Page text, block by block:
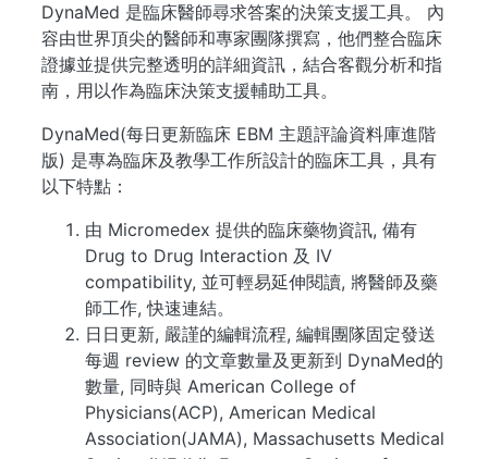
DynaMed 是臨床醫師尋求答案的決策支援工具。 內
容由世界頂尖的醫師和專家團隊撰寫，他們整合臨床
證據並提供完整透明的詳細資訊，結合客觀分析和指
南，用以作為臨床決策支援輔助工具。
DynaMed(每日更新臨床 EBM 主題評論資料庫進階
版) 是專為臨床及教學工作所設計的臨床工具，具有
以下特點：
由 Micromedex 提供的臨床藥物資訊, 備有
Drug to Drug Interaction 及 IV
compatibility, 並可輕易延伸閱讀, 將醫師及藥
師工作, 快速連結。
日日更新, 嚴謹的編輯流程, 編輯團隊固定發送
每週 review 的文章數量及更新到 DynaMed的
數量, 同時與 American College of
Physicians(ACP), American Medical
Association(JAMA), Massachusetts Medical